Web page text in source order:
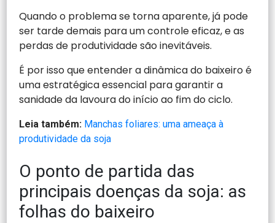
Quando o problema se torna aparente, já pode
ser tarde demais para um controle eficaz, e as
perdas de produtividade são inevitáveis.
É por isso que entender a dinâmica do baixeiro é
uma estratégica essencial para garantir a
sanidade da lavoura do início ao fim do ciclo.
Leia também: Manchas foliares: uma ameaça à
produtividade da soja
O ponto de partida das
principais doenças da soja: as
folhas do baixeiro